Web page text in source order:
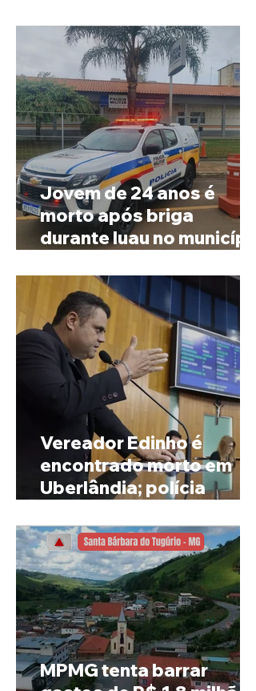
Jovem de 24 anos é
morto após briga
durante luau no município
Vereador Edinho é
encontrado morto em
Uberlândia; polícia
MPMG tenta barrar